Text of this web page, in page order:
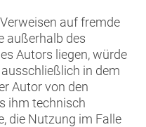
auf fremde
außerhalb des
Autors liegen, würde
in dem
Autor von den
ihm technisch
die Nutzung im Falle